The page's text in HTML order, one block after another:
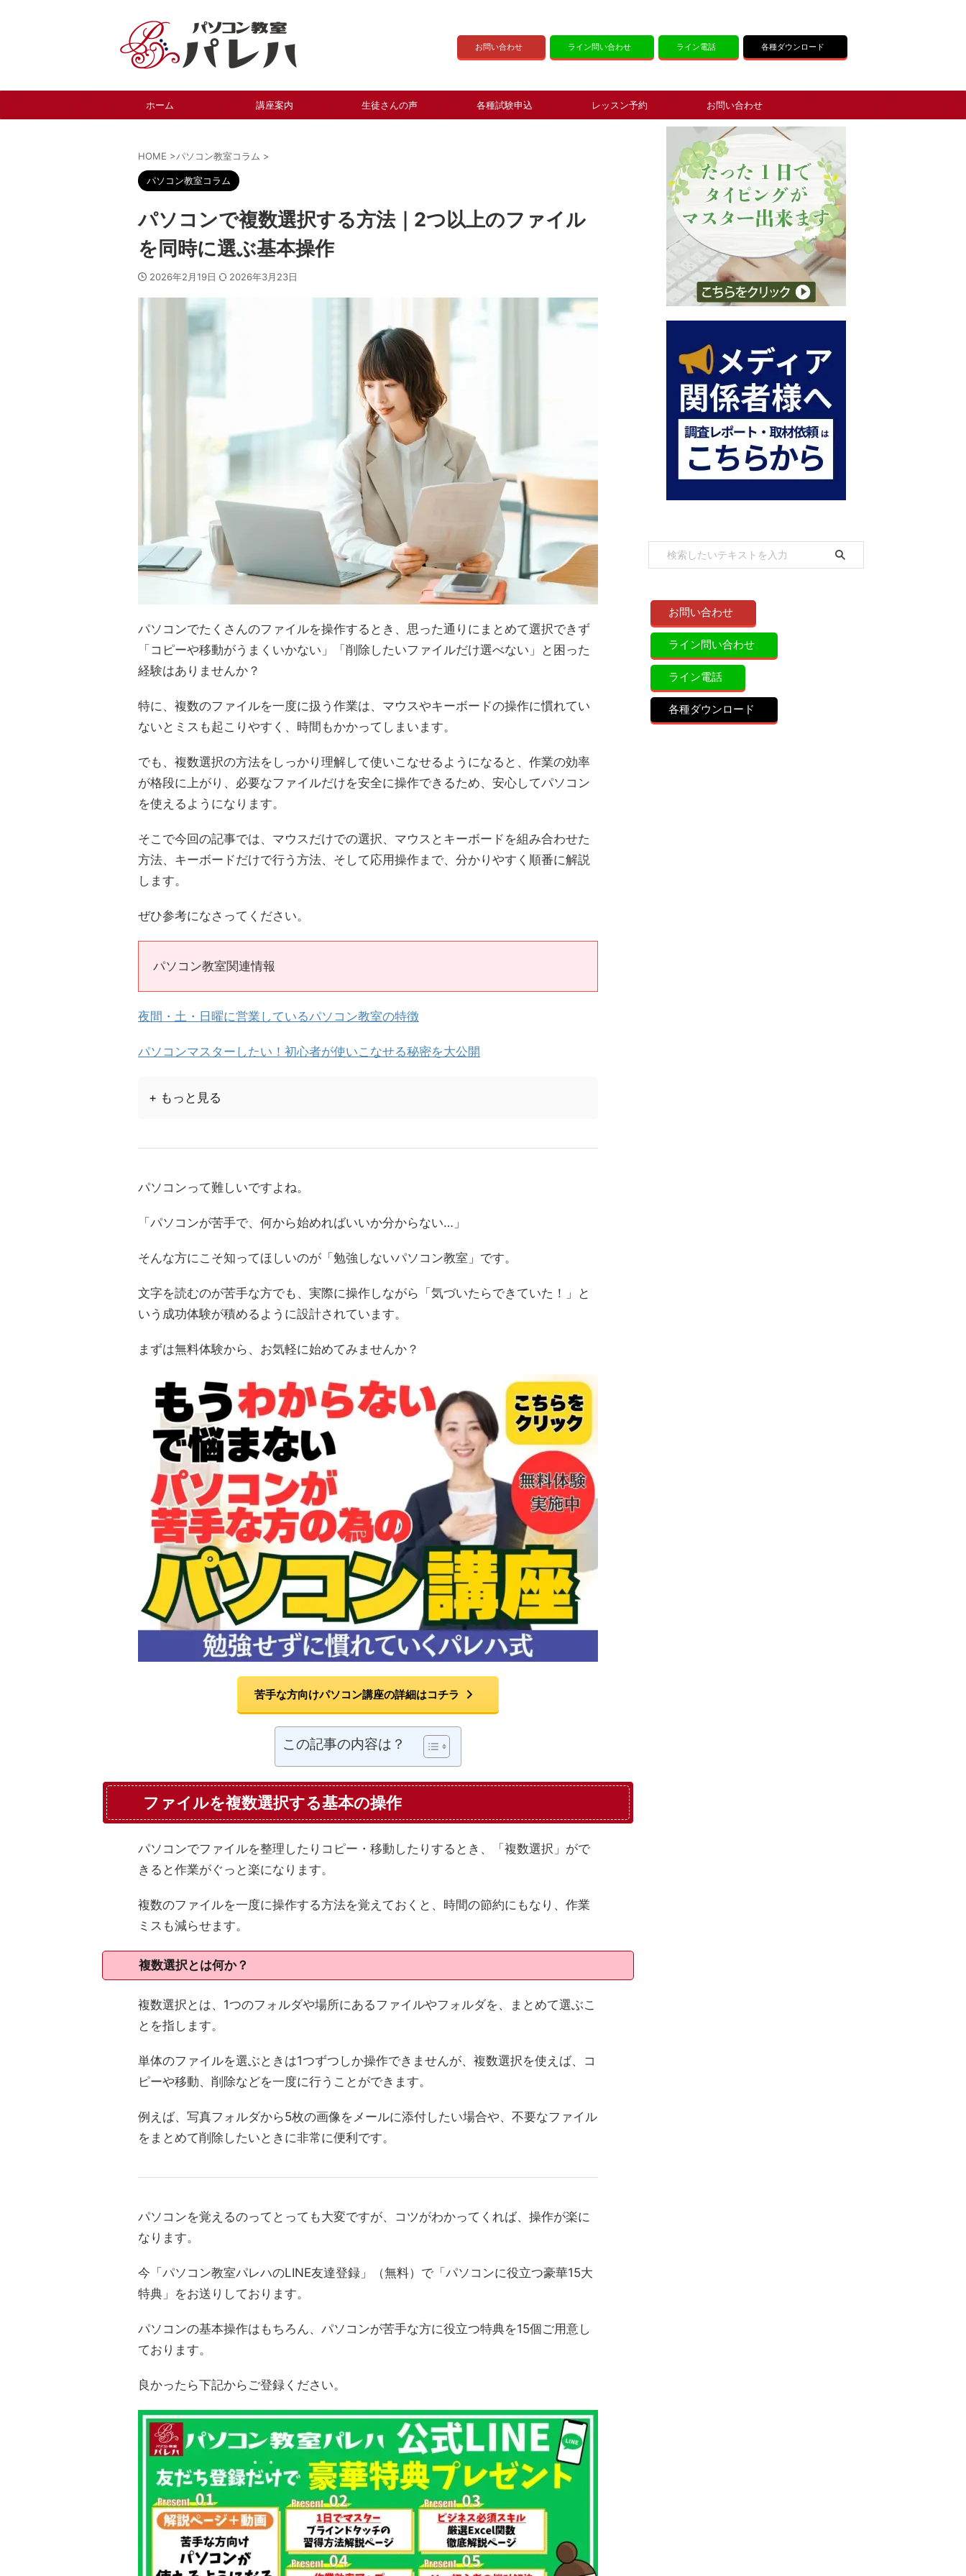
お問い合わせ ライン問い合わせ ライン電話 各種ダウンロード
ホーム 講座案内 生徒さんの声 各種試験申込 レッスン予約 お問い合わせ
HOME >パソコン教室コラム >
パソコン教室コラム
パソコンで複数選択する方法｜2つ以上のファイル
を同時に選ぶ基本操作
2026年2月19日 2026年3月23日
パソコンでたくさんのファイルを操作するとき、思った通りにまとめて選択できず
「コピーや移動がうまくいかない」「削除したいファイルだけ選べない」と困った
経験はありませんか？
特に、複数のファイルを一度に扱う作業は、マウスやキーボードの操作に慣れてい
ないとミスも起こりやすく、時間もかかってしまいます。
でも、複数選択の方法をしっかり理解して使いこなせるようになると、作業の効率
が格段に上がり、必要なファイルだけを安全に操作できるため、安心してパソコン
を使えるようになります。
そこで今回の記事では、マウスだけでの選択、マウスとキーボードを組み合わせた
方法、キーボードだけで行う方法、そして応用操作まで、分かりやすく順番に解説
します。
ぜひ参考になさってください。
パソコン教室関連情報
夜間・土・日曜に営業しているパソコン教室の特徴
パソコンマスターしたい！初心者が使いこなせる秘密を大公開
+ もっと見る
パソコンって難しいですよね。
「パソコンが苦手で、何から始めればいいか分からない…」
そんな方にこそ知ってほしいのが「勉強しないパソコン教室」です。
文字を読むのが苦手な方でも、実際に操作しながら「気づいたらできていた！」と
いう成功体験が積めるように設計されています。
まずは無料体験から、お気軽に始めてみませんか？
苦手な方向けパソコン講座の詳細はコチラ
この記事の内容は？
ファイルを複数選択する基本の操作
パソコンでファイルを整理したりコピー・移動したりするとき、「複数選択」がで
きると作業がぐっと楽になります。
複数のファイルを一度に操作する方法を覚えておくと、時間の節約にもなり、作業
ミスも減らせます。
複数選択とは何か？
複数選択とは、1つのフォルダや場所にあるファイルやフォルダを、まとめて選ぶこ
とを指します。
単体のファイルを選ぶときは1つずつしか操作できませんが、複数選択を使えば、コ
ピーや移動、削除などを一度に行うことができます。
例えば、写真フォルダから5枚の画像をメールに添付したい場合や、不要なファイル
をまとめて削除したいときに非常に便利です。
パソコンを覚えるのってとっても大変ですが、コツがわかってくれば、操作が楽に
なります。
今「パソコン教室パレハのLINE友達登録」（無料）で「パソコンに役立つ豪華15大
特典」をお送りしております。
パソコンの基本操作はもちろん、パソコンが苦手な方に役立つ特典を15個ご用意し
ております。
良かったら下記からご登録ください。
お問い合わせ
ライン問い合わせ
ライン電話
各種ダウンロード